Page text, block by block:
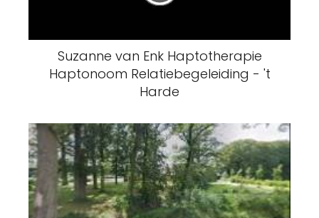
Suzanne van Enk Haptotherapie
Haptonoom Relatiebegeleiding - 't
Harde